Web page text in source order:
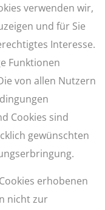
verwenden wir,
und für Sie
Interesse.
Funktionen
von allen Nutzern
Cookies sind
gewünschten
erhobenen
nicht zur